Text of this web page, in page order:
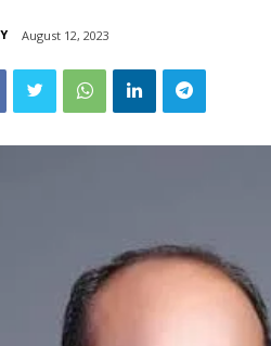
August 12, 2023